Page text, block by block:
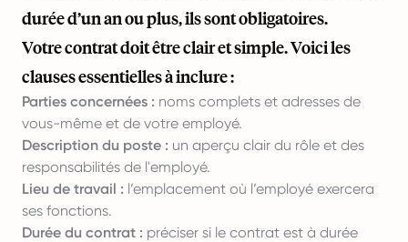
durée d’un an ou plus, ils sont obligatoires.
Votre contrat doit être clair et simple. Voici les
clauses essentielles à inclure :
Parties concernées : noms complets et adresses de
vous-même et de votre employé.
Description du poste : un aperçu clair du rôle et des
responsabilités de l'employé.
Lieu de travail : l’emplacement où l’employé exercera
ses fonctions.
Durée du contrat : préciser si le contrat est à durée